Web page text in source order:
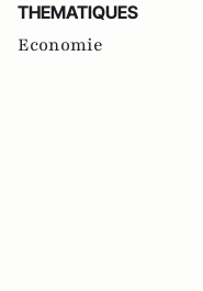
THEMATIQUES
Economie